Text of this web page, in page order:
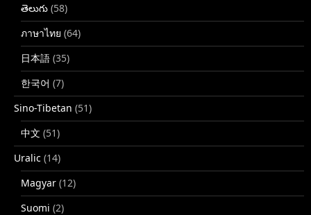
తెలుగు (58)
ภาษาไทย (64)
日本語 (35)
한국어 (7)
Sino-Tibetan (51)
中文 (51)
Uralic (14)
Magyar (12)
Suomi (2)